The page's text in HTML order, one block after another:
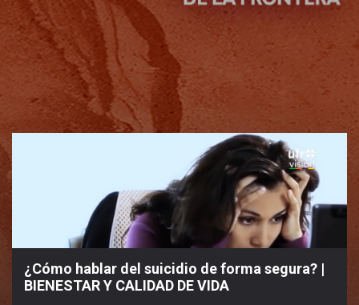
¿Cómo hablar del suicidio de forma segura? |
BIENESTAR Y CALIDAD DE VIDA